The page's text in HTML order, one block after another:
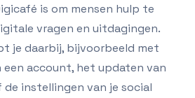
is om mensen hulp te
vragen en uitdagingen.
je daarbij, bijvoorbeeld met
een account, het updaten van
instellingen van je social